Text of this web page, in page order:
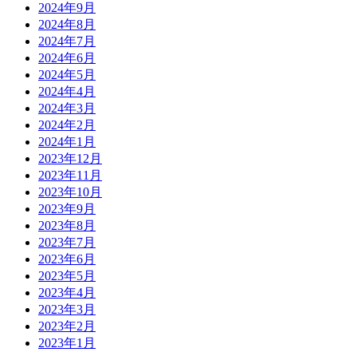
2024年9月
2024年8月
2024年7月
2024年6月
2024年5月
2024年4月
2024年3月
2024年2月
2024年1月
2023年12月
2023年11月
2023年10月
2023年9月
2023年8月
2023年7月
2023年6月
2023年5月
2023年4月
2023年3月
2023年2月
2023年1月